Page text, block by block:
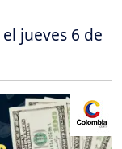
jueves 6 de